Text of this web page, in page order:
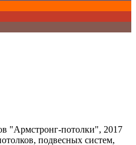
"Армстронг-потолки", 2017
подвесных систем,